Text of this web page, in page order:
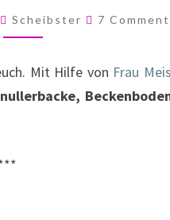
DIE
ENTE
Scheibster Comments
7
Mit Hilfe von Frau